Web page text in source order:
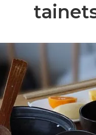
London Borough of
Merchant & Mills（
MOONSTAR／
SHOES LIKE
tainetsu - vivo,va